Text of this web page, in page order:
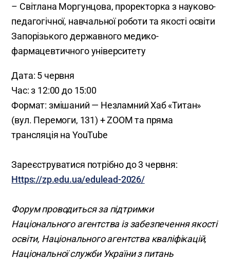
– Світлана Моргунцова, проректорка з науково-
педагогічної, навчальної роботи та якості освіти
Запорізького державного медико-
фармацевтичного університету
Дата: 5 червня
Час: з 12:00 до 15:00
Формат: змішаний — Незламний Хаб «Титан»
(вул. Перемоги, 131) + ZOOM та пряма
трансляція на YouTube
Зареєструватися потрібно до 3 червня:
Https://zp.edu.ua/edulead-2026/
Форум проводиться за підтримки
Національного агентства із забезпечення якості
освіти, Національного агентства кваліфікацій,
Національної служби України з питань